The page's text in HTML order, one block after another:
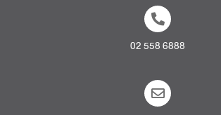
02 558 6888